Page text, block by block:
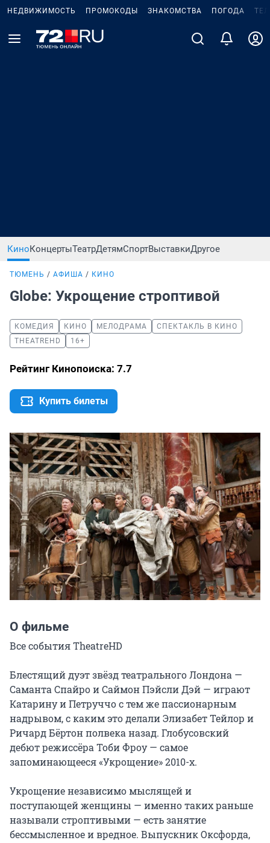
НЕДВИЖИМОСТЬ ПРОМОКОДЫ ЗНАКОМСТВА ПОГОДА
КиноКонцертыТеатрДетямСпортВыставкиДругое
ТЮМЕНЬ АФИША КИНО
Globe: Укрощение строптивой
КОМЕДИЯ КИНО МЕЛОДРАМА
СПЕКТАКЛЬ В КИНО
THEATREHD
16+
Рейтинг Кинопоиска: 7.7
Купить билеты
О фильме
Все события TheatreHD
Блестящий дуэт звёзд театрального Лондона —
Саманта Спайро и Саймон Пэйсли Дэй — играют
Катарину и Петруччо с тем же пассионарным
надрывом, с каким это делали Элизабет Тейлор и
Ричард Бёртон полвека назад. Глобусовский
дебют режиссёра Тоби Фроу — самое
запоминающееся «Укрощение» 2010-х.
Укрощение независимо мыслящей и
поступающей женщины — именно таких раньше
называли строптивыми — есть занятие
бессмысленное и вредное. Выпускник Оксфорда,